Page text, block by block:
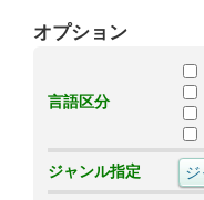
オプション
言語区分
ジャンル指定